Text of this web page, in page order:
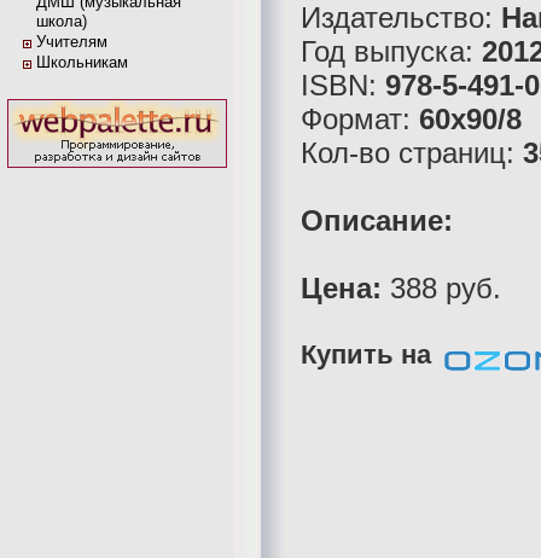
школа)
Учителям
Школьникам
Издательство:
Год выпуска:
ISBN: 978-5-491-
Формат: 60x90/8
Кол-во страниц:
Описание:
Цена: 388 руб.
Купить на